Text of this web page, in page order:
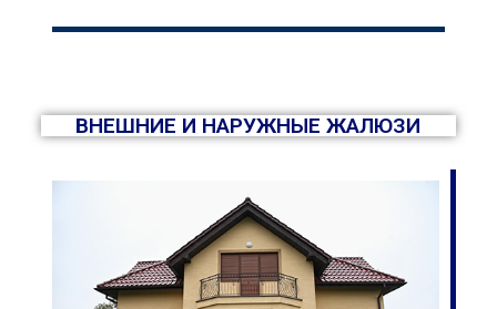
ВНЕШНИЕ И НАРУЖНЫЕ ЖАЛЮЗИ